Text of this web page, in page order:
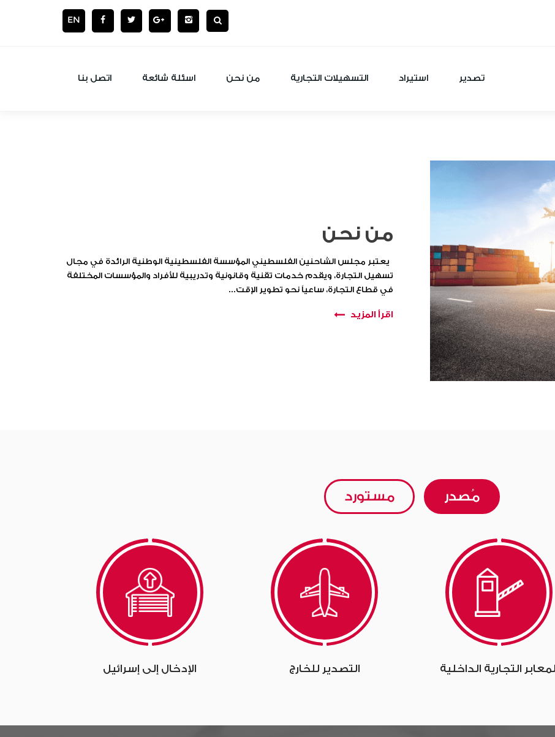
EN
تصدير استيراد التسهيلات التجارية من نحن اسئلة شائعة اتصل بنا
من نحن
يعتبر مجلس الشاحنين الفلسطيني المؤسسة الفلسطينية الوطنية الرائدة في مجال
تسهيل التجارة، ويقدم خدمات تقنية وقانونية وتدريبية للأفراد والمؤسسات المختلفة
في قطاع التجارة، ساعياً نحو تطوير الإقت...
اقرأ المزيد
مُصدر مستورد
المعابر التجارية الداخلية التصدير للخارج الإدخال إلى إسرائيل